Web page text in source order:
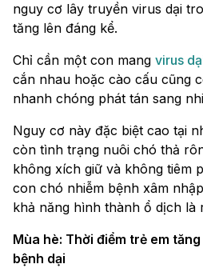
nguy cơ lây truyền virus dại
tăng lên đáng kể.
Chỉ cần một con mang virus
cắn nhau hoặc cào cấu cũng
nhanh chóng phát tán sang
Nguy cơ này đặc biệt cao tại
còn tình trạng nuôi chó thả
không xích giữ và không tiêm
con chó nhiễm bệnh xâm
khả năng hình thành ổ dịch là
Mùa hè: Thời điểm trẻ em
bệnh dại